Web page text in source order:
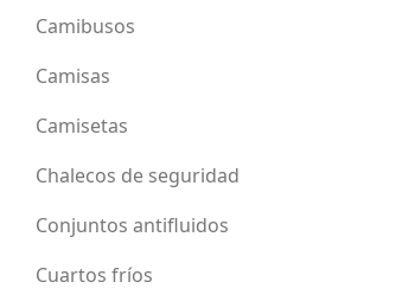
Camibusos
Camisas
Camisetas
Chalecos de seguridad
Conjuntos antifluidos
Cuartos fríos